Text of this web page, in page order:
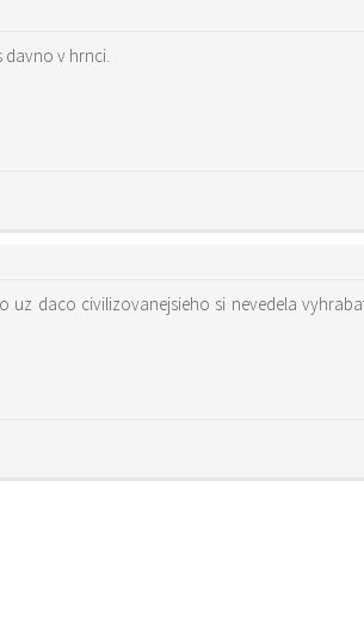
davno v hrnci.
daco civilizovanejsieho si nevedela